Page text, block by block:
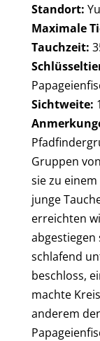
Standort:
Maximale
Tauchzeit:
Sichtweite:
Gruppen
sie zu
junge
erreichten
schlafend
beschloss,
machte
anderem